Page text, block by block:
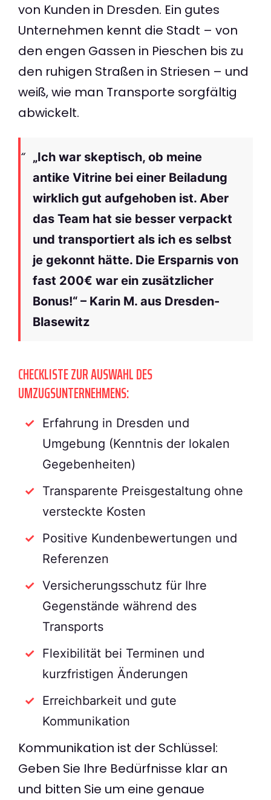
von Kunden in Dresden. Ein gutes
Unternehmen kennt die Stadt – von
den engen Gassen in Pieschen bis zu
den ruhigen Straßen in Striesen – und
weiß, wie man Transporte sorgfältig
abwickelt.
„Ich war skeptisch, ob meine
antike Vitrine bei einer Beiladung
wirklich gut aufgehoben ist. Aber
das Team hat sie besser verpackt
und transportiert als ich es selbst
je gekonnt hätte. Die Ersparnis von
fast 200€ war ein zusätzlicher
Bonus!“ – Karin M. aus Dresden-
Blasewitz
CHECKLISTE ZUR AUSWAHL DES
UMZUGSUNTERNEHMENS:
Erfahrung in Dresden und
Umgebung (Kenntnis der lokalen
Gegebenheiten)
Transparente Preisgestaltung ohne
versteckte Kosten
Positive Kundenbewertungen und
Referenzen
Versicherungsschutz für Ihre
Gegenstände während des
Transports
Flexibilität bei Terminen und
kurzfristigen Änderungen
Erreichbarkeit und gute
Kommunikation
Kommunikation ist der Schlüssel:
Geben Sie Ihre Bedürfnisse klar an
und bitten Sie um eine genaue